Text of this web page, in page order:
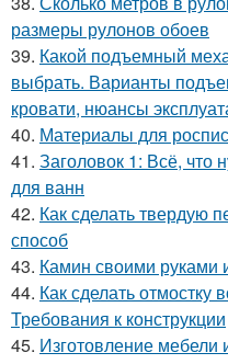
размеры рулонов обоев
39. Какой подъемный
выбрать. Варианты
кровати, нюансы
40. Материалы для
41. Заголовок 1: Всё, что
для ванн
42. Как сделать твердую
способ
43. Камин своими руками
44. Как сделать отмостку
Требования к конструкции
45. Изготовление мебели